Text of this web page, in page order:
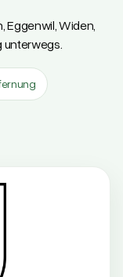
Eggenwil, Widen,
unterwegs.